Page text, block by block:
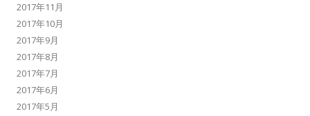
2017年11月
2017年10月
2017年9月
2017年8月
2017年7月
2017年6月
2017年5月